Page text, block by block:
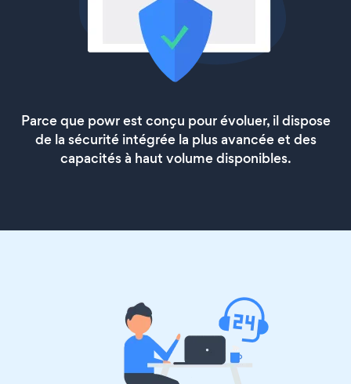
Parce que powr est conçu pour évoluer, il dispose
de la sécurité intégrée la plus avancée et des
capacités à haut volume disponibles.